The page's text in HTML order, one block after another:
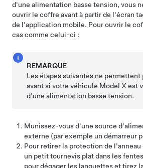
d'une alimentation basse tension, vous
ouvrir le coffre avant à partir de l'écran
de l'application mobile. Pour ouvrir le
cas comme celui-ci :
REMARQUE
Les étapes suivantes ne
avant si votre véhicule Model X est
d'une alimentation basse tension.
Munissez-vous d'une source
externe (par exemple un démarreur
Pour retirer la protection de l'anneau
un petit tournevis plat dans les
pour dégager les languettes et tirez